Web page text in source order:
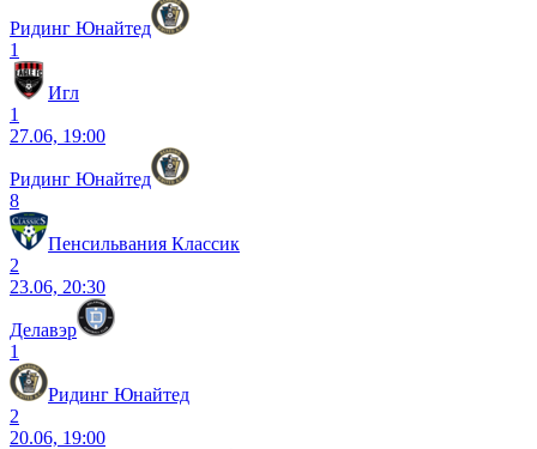
Ридинг Юнайтед
1
Игл
1
27.06, 19:00
Ридинг Юнайтед
8
Пенсильвания Классик
2
23.06, 20:30
Делавэр
1
Ридинг Юнайтед
2
20.06, 19:00